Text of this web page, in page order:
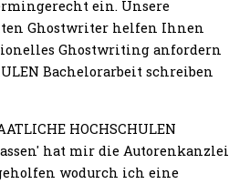
ein. Unsere
Ghostwriter helfen Ihnen
Ghostwriting anfordern
Bachelorarbeit schreiben
HOCHSCHULEN
hat mir die Autorenkanzlei
wodurch ich eine